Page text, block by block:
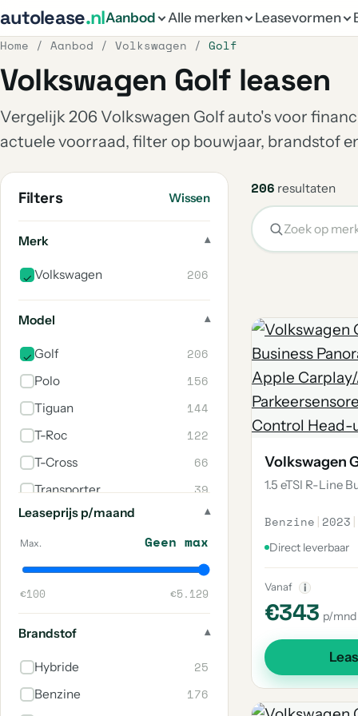
autolease.nlAanbod Alle merken Leasevormen
Home / Aanbod / Volkswagen / Golf
Volkswagen Golf leasen
Vergelijk 206 Volkswagen Golf auto's voor
actuele voorraad, filter op bouwjaar, brandstof
Filters Wissen
Merk
Volkswagen 206
Model
Golf 206
Polo 156
Tiguan 144
T-Roc 122
T-Cross 66
Transporter 39
Caddy 37
Taigo 31
Up 30
Caddy Maxi 22
Golf Sportsvan 20
Passat Variant
Leaseprijs p/maand
Max. Geen max
€100 €5.129
Brandstof
Hybride 25
Benzine 176
206 resultaten
Volkswagen
1.5 eTSI R-Line
Benzine | 2023 |
Direct leverbaar
Vanaf i
€343 p/mnd